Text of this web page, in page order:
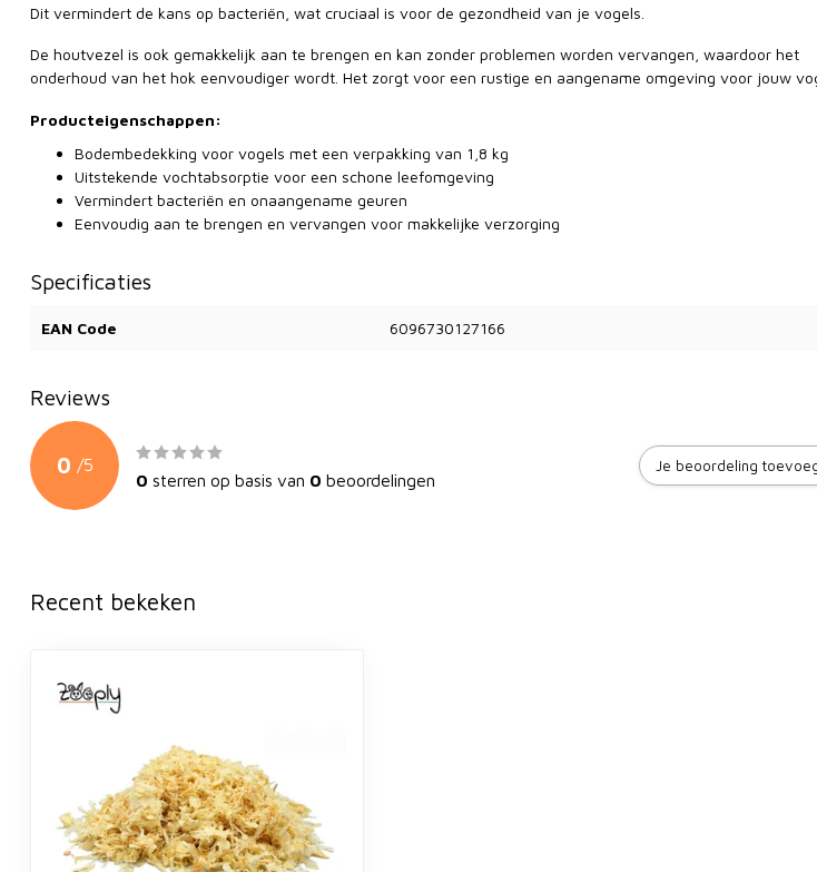
Dit vermindert de kans op bacteriën, wat cruciaal is voor de gezondheid van je vogels.
De houtvezel is ook gemakkelijk aan te brengen en kan zonder problemen worden vervangen, waardoor het
onderhoud van het hok eenvoudiger wordt. Het zorgt voor een rustige en aangename omgeving voor jouw
Producteigenschappen:
Bodembedekking voor vogels met een verpakking van 1,8 kg
Uitstekende vochtabsorptie voor een schone leefomgeving
Vermindert bacteriën en onaangename geuren
Eenvoudig aan te brengen en vervangen voor makkelijke verzorging
Specificaties
EAN Code 6096730127166
Reviews
0 /5
0 sterren op basis van 0 beoordelingen
Je beoordeling
Recent bekeken